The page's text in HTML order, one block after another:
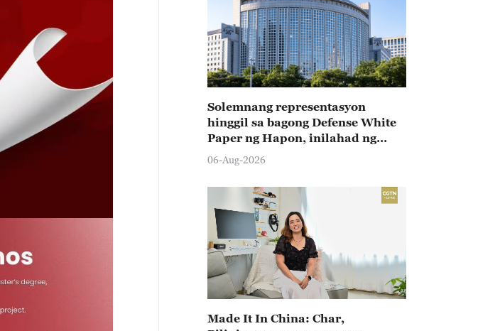
Solemnang representasyon
hinggil sa bagong Defense White
Paper ng Hapon, inilahad ng
Tsina
06-Aug-2026
Made It In China: Char,